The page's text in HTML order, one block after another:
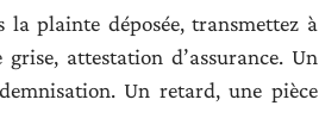
plainte déposée, transmettez à
attestation d’assurance. Un
Un retard, une pièce